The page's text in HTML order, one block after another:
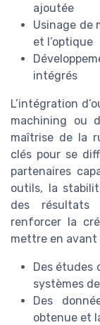
ajoutée
Usinage de
et l’optique
intégrés
L’intégration
machining ou
maîtrise de la
clés pour se
partenaires
outils, la
des résultats
renforcer la
mettre en avant
Des études
systèmes
Des
obtenue et